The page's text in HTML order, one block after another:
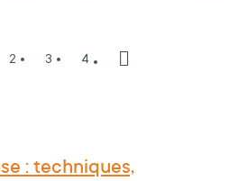
Page
lisez actuellement la page
Page
2 Page
3 Page
4
: techniques,